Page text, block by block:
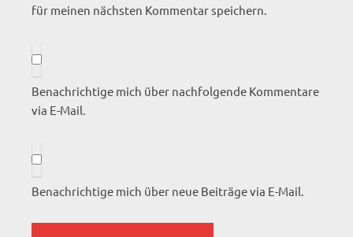
für meinen nächsten Kommentar speichern.
Benachrichtige mich über nachfolgende Kommentare
via E-Mail.
Benachrichtige mich über neue Beiträge via E-Mail.